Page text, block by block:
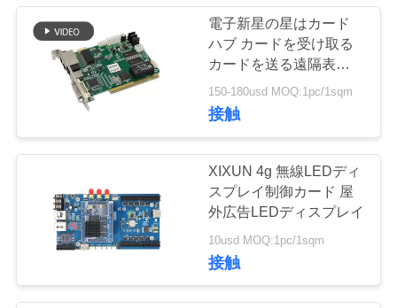
PRIVACY
POLICY
電子新星の星はカード
ハブ カードを受け取る
カードを送る遠隔表示制
御装置カードを導きまし
た
150-180usd MOQ:1pc/1sqm
接触
XIXUN 4g 無線LEDディ
スプレイ制御カード 屋
外広告LEDディスプレイ
10usd MOQ:1pc/1sqm
接触